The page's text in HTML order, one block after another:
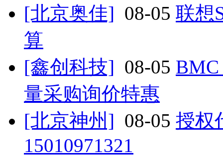
[北京奥佳] 08-05 联想
算
[鑫创科技] 08-05
量采购询价特惠
[北京神州] 08-05 授权
15010971321